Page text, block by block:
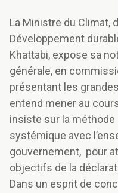
La Ministre du Climat,
Développement
Khattabi, expose sa
générale, en
présentant les
entend mener au
insiste sur la
systémique avec
gouvernement, pour
objectifs de la
Dans un esprit de